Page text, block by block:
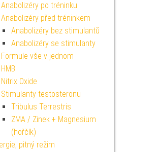
Anabolizéry po tréninku
Anabolizéry před tréninkem
Anabolizéry bez stimulantů
Anabolizéry se stimulanty
Formule vše v jednom
HMB
Nitrix Oxide
Stimulanty testosteronu
Tribulus Terrestris
ZMA / Zinek + Magnesium
(hořčík)
pitný režim